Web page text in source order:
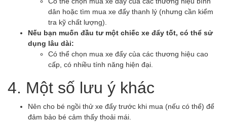
dân hoặc tìm mua xe đẩy thanh lý (nhưng cần kiểm
tra kỹ chất lượng).
Nếu bạn muốn đầu tư một chiếc xe đẩy tốt, có thể sử
dụng lâu dài:
Có thể chọn mua xe đẩy của các thương hiệu cao
cấp, có nhiều tính năng hiện đại.
4. Một số lưu ý khác
Nên cho bé ngồi thử xe đẩy trước khi mua (nếu có thể) để
đảm bảo bé cảm thấy thoải mái.